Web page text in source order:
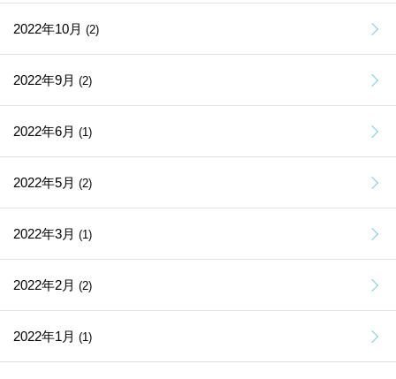
2022年10月 (2)
2022年9月 (2)
2022年6月 (1)
2022年5月 (2)
2022年3月 (1)
2022年2月 (2)
2022年1月 (1)